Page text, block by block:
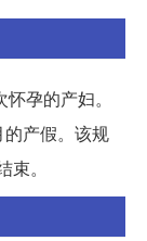
孕的产妇。
产假。该规
。